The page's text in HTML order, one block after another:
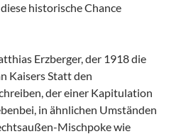
historische Chance
Erzberger, der 1918 die
Kaisers Statt den
der einer Kapitulation
in ähnlichen Umständen
Mischpoke wie